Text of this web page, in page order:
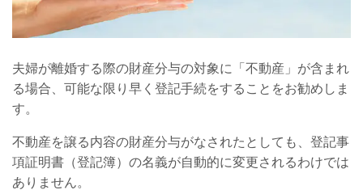
夫婦が離婚する際の財産分与の対象に「不動産」が含まれ
る場合、可能な限り早く登記手続をすることをお勧めしま
す。
不動産を譲る内容の財産分与がなされたとしても、登記事
項証明書（登記簿）の名義が自動的に変更されるわけでは
ありません。